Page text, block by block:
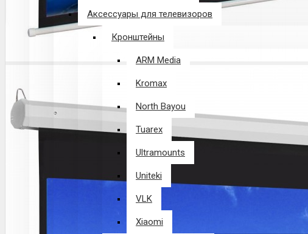
Аксессуары для телевизоров
Кронштейны
ARM Media
Kromax
North Bayou
Tuarex
Ultramounts
Uniteki
VLK
Xiaomi